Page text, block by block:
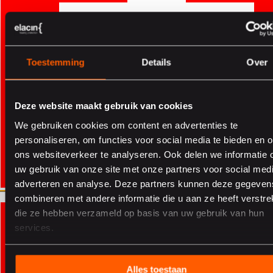
Toestemming Details Over
Deze website maakt gebruik van cookies
We gebruiken cookies om content en advertenties te
personaliseren, om functies voor social media te bieden en
ons websiteverkeer te analyseren. Ook delen we informatie
uw gebruik van onze site met onze partners voor social
adverteren en analyse. Deze partners kunnen deze
combineren met andere informatie die u aan ze heeft
die ze hebben verzameld op basis van uw gebruik van hun
services.
Alles toestaan
Sicherheit und Einhaltung von Normen
Alle Elacin-Produkte entsprechen den einschlägigen
europäischen Vorschriften für persönliche Schutzausrüstung
und sind entsprechend geprüft und zertifiziert, ein
Audits.
Sie von strukturierten Arbeitsabläufen, schnellen
Reaktionszeiten und einer gleichbleibend hohen
Servicequalität von der Beratung bis zur Lieferung.
Nachhaltigkeit als Standard
Mit der Zertifizierung nach ISO 14001 setzen wir uns aktiv
für umweltfreundliche Prozesse und nachhaltige Lösungen
ein, ein Aspekt, der für moderne Unternehmen und im
Hinblick auf ESG-Anforderungen zunehmend an Bedeutung
gewinnt.
Im täglichen Einsatz bewährte Qualität
Unsere ISO-Zertifizierungen sind nicht nur blosse Gütesiegel,
sondern spiegeln sich auch im täglichen Einsatz unserer Produkte
Aller sur le site suisseAller sur le site suisse